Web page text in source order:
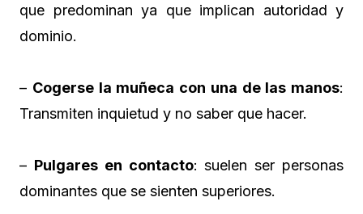
que predominan ya que implican autoridad y
dominio.
– Cogerse la muñeca con una de las manos:
Transmiten inquietud y no saber que hacer.
– Pulgares en contacto: suelen ser personas
dominantes que se sienten superiores.